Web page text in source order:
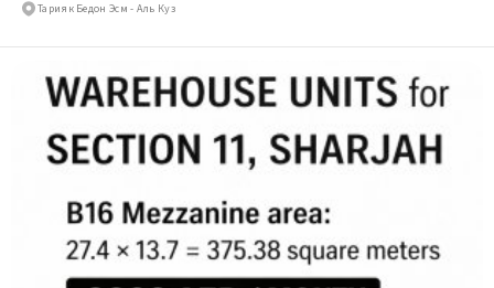
Тарияк Бедон Эсм - Аль Куз